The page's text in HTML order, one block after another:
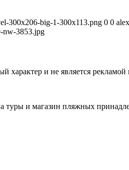
300x206-big-1-300x113.png 0 0
nw-3853.jpg
и не является
и магазин пляжных